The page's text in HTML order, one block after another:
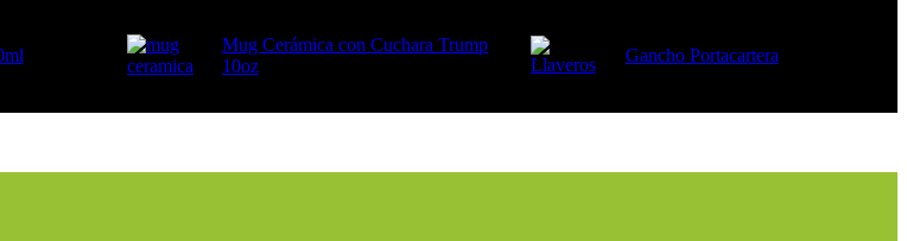
Mug Cerámica con Cuchara Trump
10oz
Gancho Portacartera